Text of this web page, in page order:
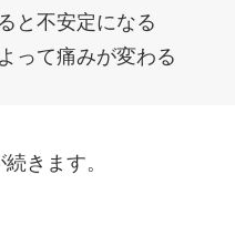
と不安定になる
って痛みが変わる
きます。